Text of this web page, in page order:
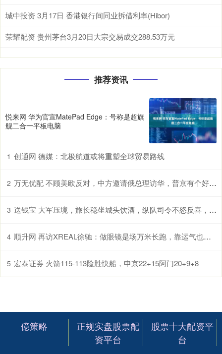
城中投资 3月17日 香港银行间同业拆借利率(Hibor)
荣耀配资 贵州茅台3月20日大宗交易成交288.53万元
推荐资讯
悦来网 华为官宣MatePad Edge：号称是超旗
舰二合一平板电脑
1 创通网 德媒：北极航道或将重塑全球贸易路线
2 万无优配 不顾美欧反对，中方邀请俄总理访华，普京有个好消息要告诉中国
3 送钱宝 大军压境，旅长稳坐城头饮酒，纵队司令不怒反喜，下令提拔重用
4 顺升网 再访XREAL徐驰：做眼镜是场万米长跑，靠运气也靠打怪升级
5 宏泰证券 火箭115-113险胜快船，申京22+15阿门20+9+8
億策略
正规实盘股票配
资平台
股票十大配资平
台